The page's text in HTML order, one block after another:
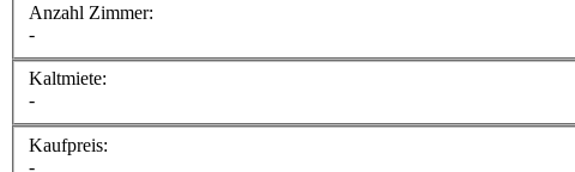
Anzahl Zimmer:
-
Kaltmiete:
-
Kaufpreis:
-